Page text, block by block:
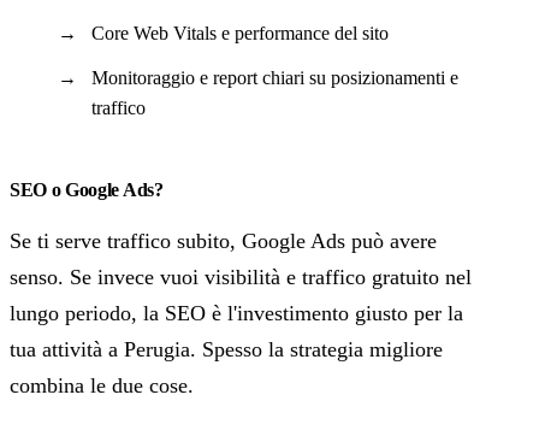
Core Web Vitals e performance del sito
Monitoraggio e report chiari su posizionamenti e
traffico
SEO o Google Ads?
Se ti serve traffico subito, Google Ads può avere
senso. Se invece vuoi visibilità e traffico gratuito nel
lungo periodo, la SEO è l'investimento giusto per la
tua attività a Perugia. Spesso la strategia migliore
combina le due cose.